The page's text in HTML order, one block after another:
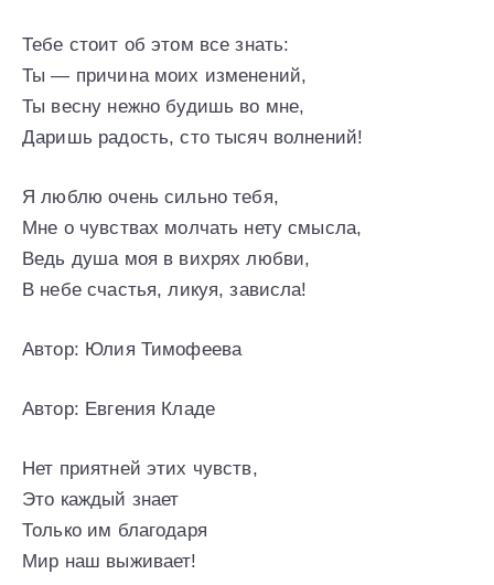
Тебе стоит об этом все знать:
Ты — причина моих изменений,
Ты весну нежно будишь во мне,
Даришь радость, сто тысяч волнений!
Я люблю очень сильно тебя,
Мне о чувствах молчать нету смысла,
Ведь душа моя в вихрях любви,
В небе счастья, ликуя, зависла!
Автор: Юлия Тимофеева
Автор: Евгения Кладе
Нет приятней этих чувств,
Это каждый знает
Только им благодаря
Мир наш выживает!